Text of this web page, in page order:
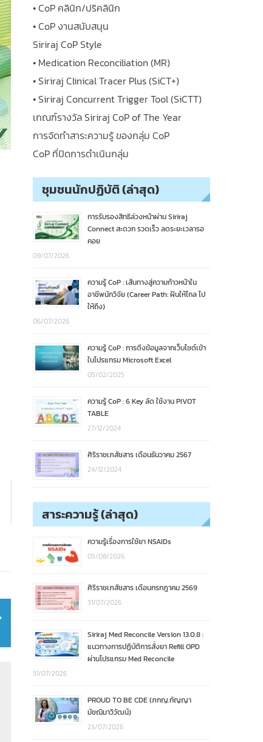
• CoP คลินิก/ปริคลินิก
• CoP งานสนับสนุน
Siriraj CoP Style
• Medication Reconciliation (MR)
• Siriraj Clinical Tracer Plus (SiCT+)
• Siriraj Concurrent Trigger Tool (SiCTT)
เกณฑ์รางวัล Siriraj CoP of The Year
การจัดทำสาระความรู้ ของกลุ่ม CoP
CoP ที่ปิดการดำเนินกลุ่ม
ชุมชนนักปฏิบัติ (ล่าสุด)
การรับรองสิทธิล่วงหน้าผ่าน Siriraj
Connect สะดวก รวดเร็ว ลดระยะเวลารอ
คอย
09/07/2026
ความรู้ CoP : เส้นทางสู่ความก้าวหน้าใน
อาชีพนักวิจัย (Career Path: ฝันให้ไกล ไป
ให้ถึง)
06/07/2026
ความรู้ CoP : การดึงข้อมูลจากเว็บไซต์เข้า
ในโปรแกรม Microsoft Excel
05/02/2025
ความรู้ CoP : 6 Key ลัด ใช้งาน PIVOT
TABLE
27/12/2024
ศิริราชเภสัชสาร เดือนธันวาคม 2567
24/12/2024
สาระความรู้ (ล่าสุด)
ความรู้เรื่องการใช้ยา NSAIDs
05/08/2026
ศิริราชเภสัชสาร เดือนกรกฎาคม 2569
31/07/2026
Siriraj Med Reconcile Version 13.0.8 :
แนวทางการปฏิบัติการสั่งยา Refill OPD
ผ่านโปรแกรม Med Reconcile
31/07/2026
PROUD TO BE CDE (ภกญ.กัญญา
มัชฌิมาวิวัฒน์)
23/07/2026